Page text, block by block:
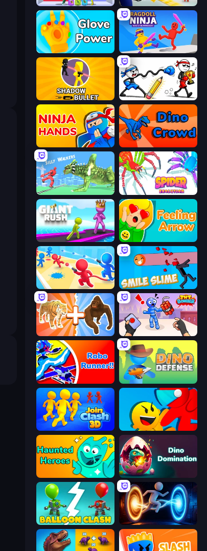
Who Dies Last? Slasher
Glove Power Ragdoll Ninja: Imposter Hero
Shadow Bullet Doodle Smash
Ninja Hands Dino Crowd
Silly Walkers Spider Evolution: Runner Game
Giant Rush! Feeling Arrow
Swop Shoot Smile Slime
Animal DNA Run TNT Bomber
Robo Runner Dino Defense
Join Clash 3D Riot Escape
Haunted Heroes Dino Domination
Balloon Clash Portal Escape